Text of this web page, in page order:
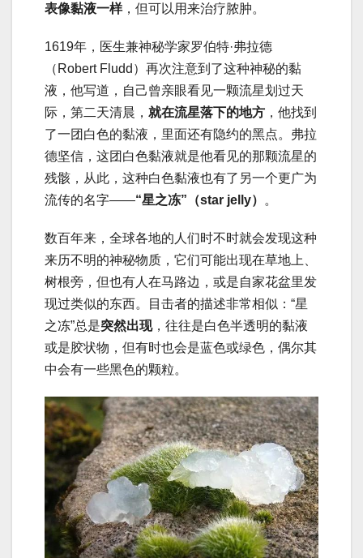
表像黏液一样，但可以用来治疗脓肿。
1619年，医生兼神秘学家罗伯特·弗拉德
（Robert Fludd）再次注意到了这种神秘的黏
液，他写道，自己曾亲眼看见一颗流星划过天
际，第二天清晨， 就在流星落下的地方 ，他找到
了一团白色的黏液，里面还有隐约的黑点。弗拉
德坚信，这团白色黏液就是他看见的那颗流星的
残骸，从此，这种白色黏液也有了另一个更广为
流传的名字——“星之冻”（star jelly） 。
数百年来，全球各地的人们时不时就会发现这种
来历不明的神秘物质，它们可能出现在草地上、
树根旁，但也有人在马路边，或是自家花盆里发
现过类似的东西。目击者的描述非常相似：“星
之冻”总是突然出现，往往是白色半透明的黏液
或是胶状物，但有时也会是蓝色或绿色，偶尔其
中会有一些黑色的颗粒。